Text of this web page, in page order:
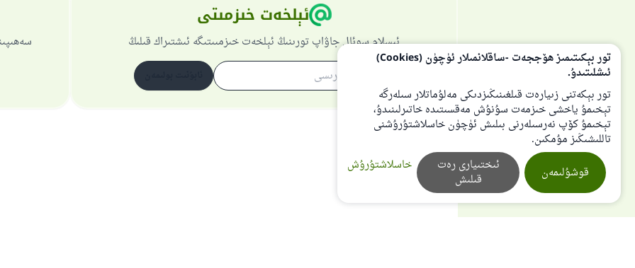
ئېلخەت خىزمىتى
ئىسلام سوئال جاۋاپ تورىنىڭ ئېلخەت خىزمىىتىگە ئىشتىراك قىلىڭ
تور بېكىتىمىز ھۆججەت -ساقلانمىلار ئۈچۈن (Cookies)
ئىشلىتىدۇ.
تور بېكەتنى زىيارەت قىلغىنىڭىزدىكى مەلۇماتلار سىلەرگە
تېخىمۇ ياخشى خىزمەت سۇنۇش مەقسىتىدە خاتىرلىنىدۇ،
تېخىمۇ كۆپ نەرسىلەرنى بىلىش ئۈچۈن خاسلاشتۇرۇشنى
تاللىشىڭىز مۇمكىن.
خاسلاشتۇرۇش
ئىختىيارى رەت
قىلىش قوشۇلىمەن